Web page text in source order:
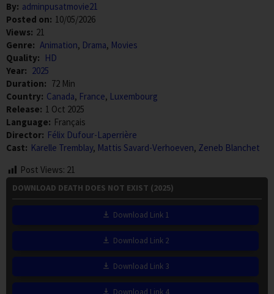
By: adminpusatmovie21
Posted on: 10/05/2026
Views: 21
Genre: Animation, Drama, Movies
Quality: HD
Year: 2025
Duration: 72 Min
Country: Canada, France, Luxembourg
Release: 1 Oct 2025
Language: Français
Director: Félix Dufour-Laperrière
Cast: Karelle Tremblay, Mattis Savard-Verhoeven, Zeneb Blanchet
Post Views: 21
DOWNLOAD DEATH DOES NOT EXIST (2025)
Download Link 1
Download Link 2
Download Link 3
Download Link 4